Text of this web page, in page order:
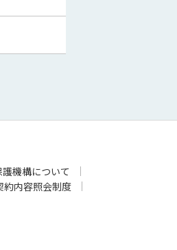
機構について
約内容照会制度